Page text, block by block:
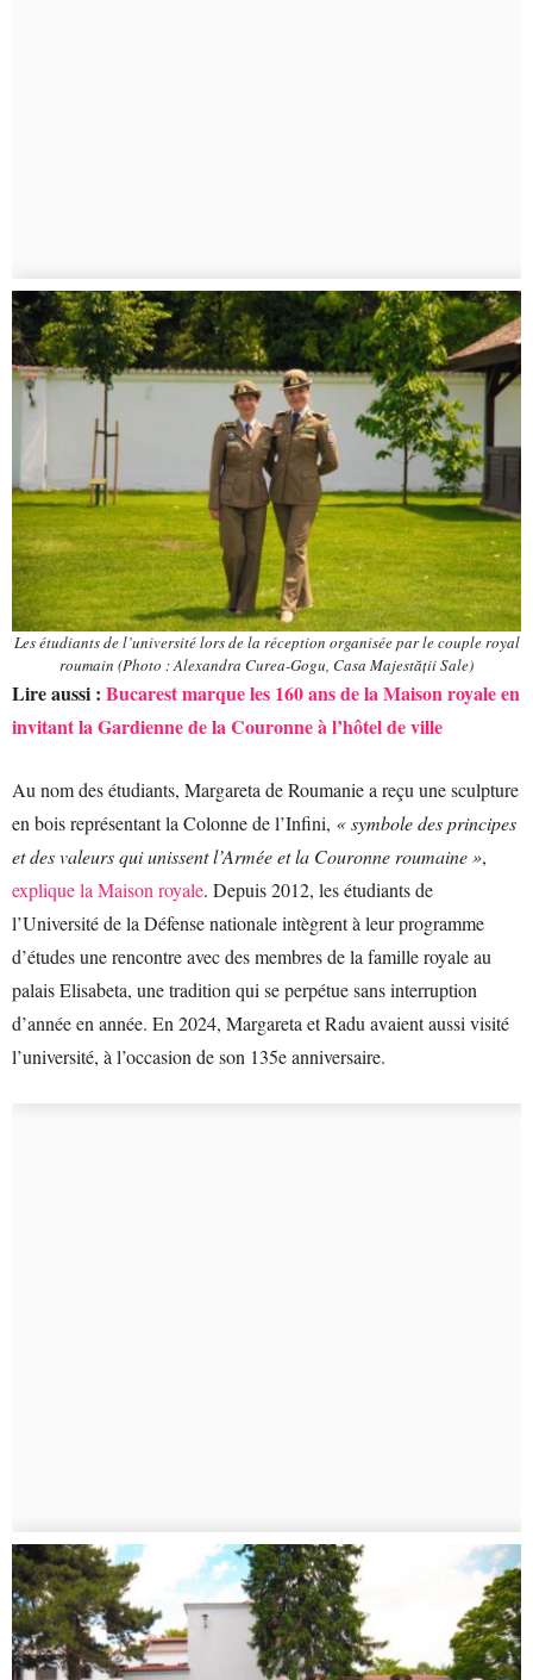
Les étudiants de l’université lors de la réception organisée par le couple royal
roumain (Photo : Alexandra Curea-Gogu, Casa Majestății Sale)
Lire aussi : Bucarest marque les 160 ans de la Maison royale en
invitant la Gardienne de la Couronne à l’hôtel de ville
Au nom des étudiants, Margareta de Roumanie a reçu une sculpture
en bois représentant la Colonne de l’Infini, « symbole des principes
et des valeurs qui unissent l’Armée et la Couronne roumaine »,
explique la Maison royale. Depuis 2012, les étudiants de
l’Université de la Défense nationale intègrent à leur programme
d’études une rencontre avec des membres de la famille royale au
palais Elisabeta, une tradition qui se perpétue sans interruption
d’année en année. En 2024, Margareta et Radu avaient aussi visité
l’université, à l’occasion de son 135e anniversaire.